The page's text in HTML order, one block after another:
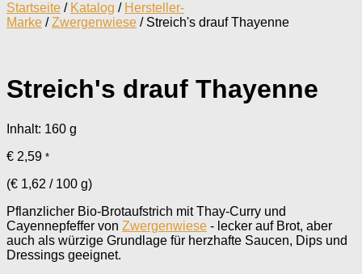
Startseite / Katalog / Hersteller-
Marke /Zwergenwiese / Streich's drauf Thayenne
Streich's drauf Thayenne
Inhalt: 160 g
€ 2,59 *
(€ 1,62 / 100 g)
Pflanzlicher Bio-Brotaufstrich mit Thay-Curry und
Cayennepfeffer von Zwergenwiese - lecker auf Brot, aber
auch als würzige Grundlage für herzhafte Saucen, Dips und
Dressings geeignet.